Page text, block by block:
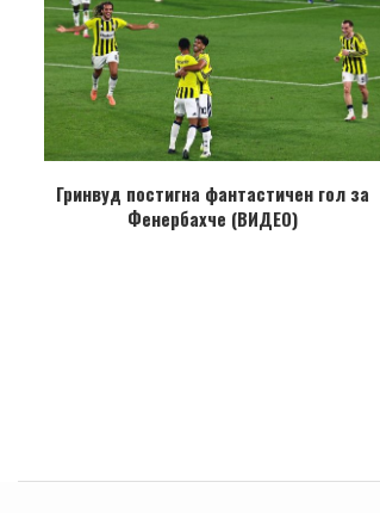
Гринвуд постигна фантастичен гол за
Фенербахче (ВИДЕО)